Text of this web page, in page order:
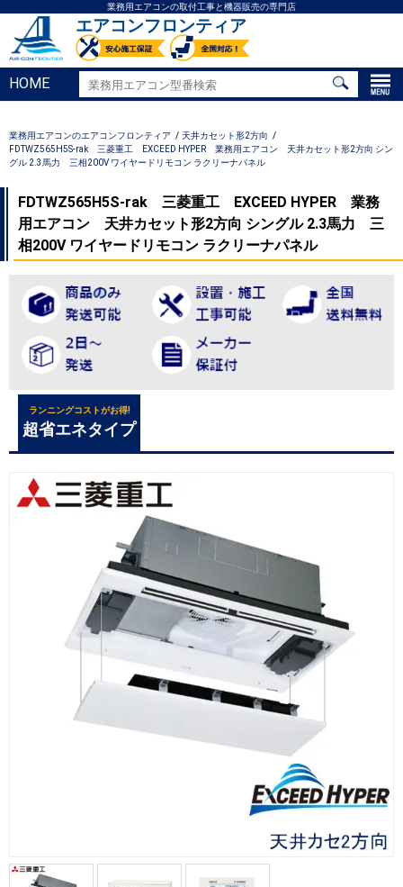
業務用エアコンの取付工事と機器販売の専門店
エアコンフロンティア
HOME
業務用エアコンのエアコンフロンティア
天井カセット形2方向
FDTWZ565H5S-rak 三菱重工 EXCEED HYPER 業務用エアコン 天井カセット形2方向 シン
グル 2.3馬力 三相200V ワイヤードリモコン ラクリーナパネル
FDTWZ565H5S-rak 三菱重工 EXCEED HYPER 業務
用エアコン 天井カセット形2方向 シングル 2.3馬力 三
相200V ワイヤードリモコン ラクリーナパネル
ランニングコストがお得!
超省エネタイプ